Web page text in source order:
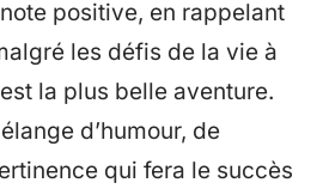
positive, en rappelant
les défis de la vie à
est la plus belle aventure.
d’humour, de
qui fera le succès